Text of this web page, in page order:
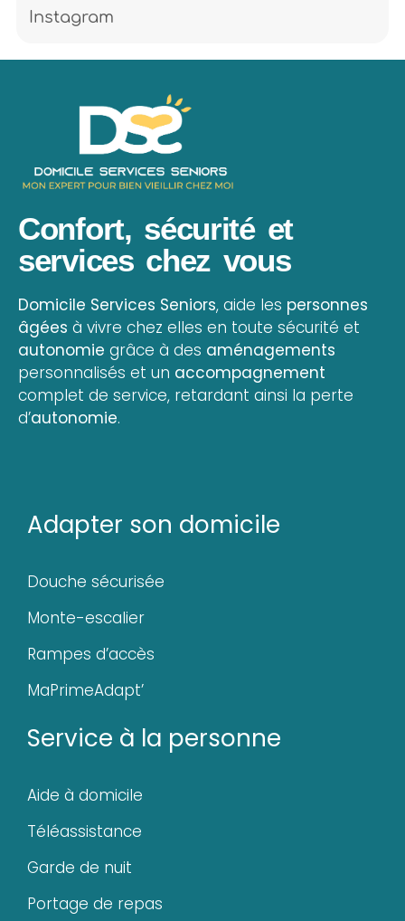
Instagram
Confort, sécurité et
services chez vous
Domicile Services Seniors, aide les personnes
âgées à vivre chez elles en toute sécurité et
autonomie grâce à des aménagements
personnalisés et un accompagnement
complet de service, retardant ainsi la perte
d’autonomie.
Adapter son domicile
Douche sécurisée
Monte-escalier
Rampes d’accès
MaPrimeAdapt’
Service à la personne
Aide à domicile
Téléassistance
Garde de nuit
Portage de repas